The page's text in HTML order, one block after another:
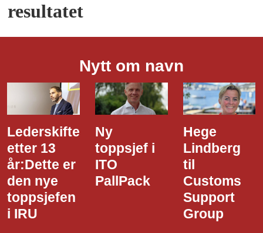
resultatet
Nytt om navn
Lederskifte
etter 13
år:Dette er
den nye
toppsjefen
i IRU
Ny
toppsjef i
ITO
PallPack
Hege
Lindberg
til
Customs
Support
Group